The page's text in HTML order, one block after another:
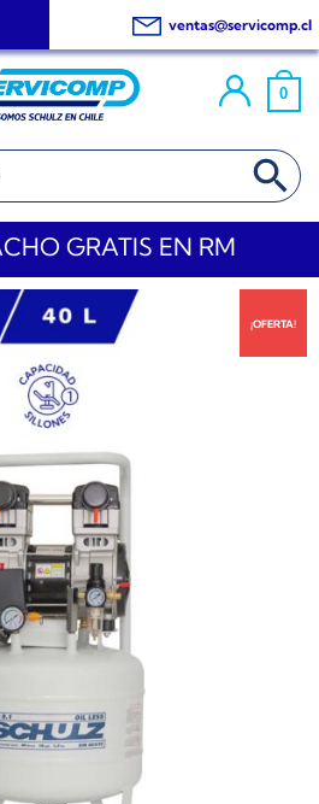
ventas@servicomp.cl
0
BOTÓN DE
GRATIS EN RM
¡OFERTA!